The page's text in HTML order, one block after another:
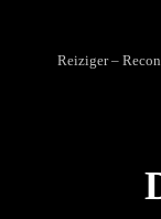
Reiziger –